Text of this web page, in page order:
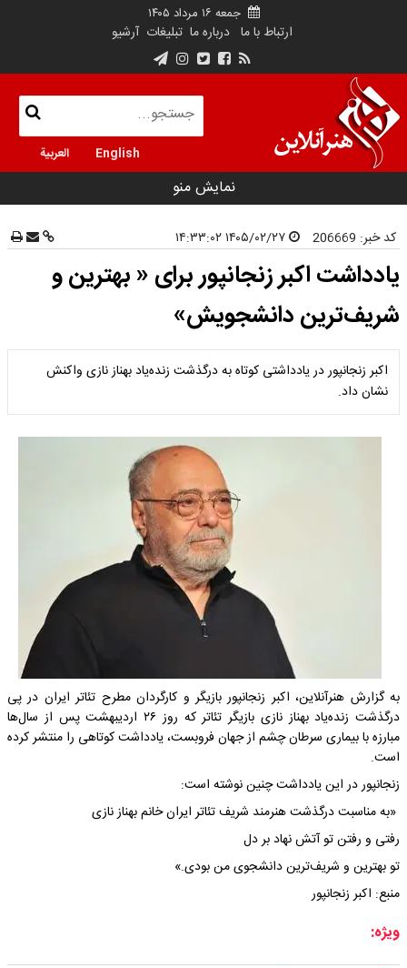
جمعه ۱۶ مرداد ۱۴۰۵
ارتباط با ما درباره ما تبلیغات آرشیو
English العربية
نمایش منو
کد خبر: 206669
یادداشت اکبر زنجانپور برای « بهترین و
شریف‌ترین دانشجویش»
اکبر زنجانپور در یادداشتی کوتاه به درگذشت زنده‌یاد بهناز نازی واکنش
نشان داد.
به گزارش هنرآنلاین، اکبر زنجانپور بازیگر و کارگردان مطرح تئاتر ایران در پی
درگذشت زنده‌یاد بهناز نازی بازیگر تئاتر که روز ۲۶ اردیبهشت پس از سال‌ها
مبارزه با بیماری سرطان چشم از جهان فروبست، یادداشت کوتاهی را منتشر کرده
است.
زنجانپور در این یادداشت چنین نوشته است:
«به مناسبت درگذشت هنرمند شریف تئاتر ایران خانم بهناز نازی
رفتی و رفتن تو آتش نهاد بر دل
تو بهترین و شریف‌ترین دانشجوی من بودی.»
منبع: اکبر زنجانپور
ویژه: